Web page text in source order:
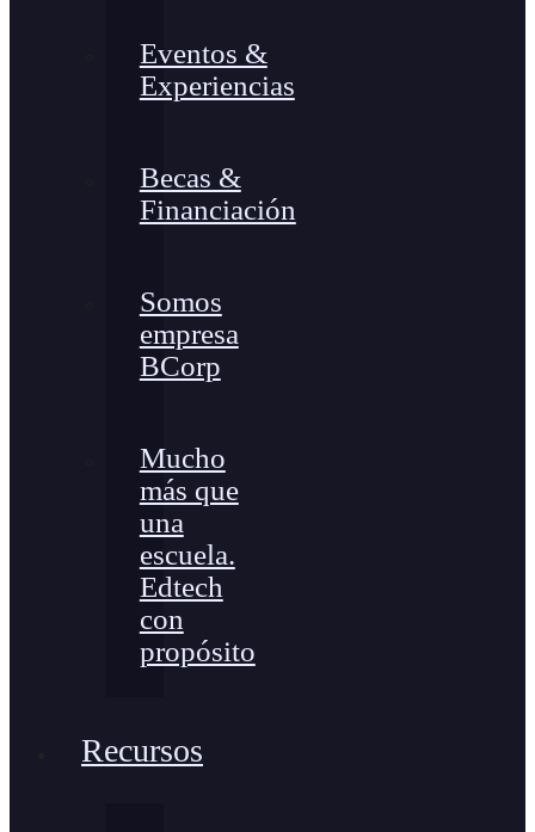
Eventos &
Experiencias
Becas &
Financiación
Somos
empresa
BCorp
Mucho
más que
una
escuela.
Edtech
con
propósito
Recursos